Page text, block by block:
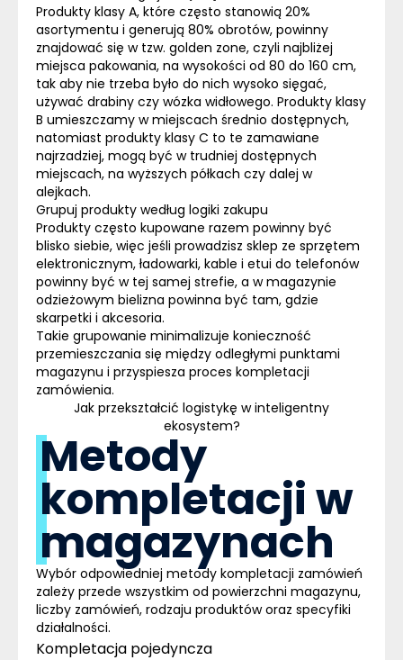
Produkty klasy A, które często stanowią 20%
asortymentu i generują 80% obrotów, powinny
znajdować się w tzw. golden zone, czyli najbliżej
miejsca pakowania, na wysokości od 80 do 160 cm,
tak aby nie trzeba było do nich wysoko sięgać,
używać drabiny czy wózka widłowego. Produkty klasy
B umieszczamy w miejscach średnio dostępnych,
natomiast produkty klasy C to te zamawiane
najrzadziej, mogą być w trudniej dostępnych
miejscach, na wyższych półkach czy dalej w
alejkach.
Grupuj produkty według logiki zakupu
Produkty często kupowane razem powinny być
blisko siebie, więc jeśli prowadzisz sklep ze sprzętem
elektronicznym, ładowarki, kable i etui do telefonów
powinny być w tej samej strefie, a w magazynie
odzieżowym bielizna powinna być tam, gdzie
skarpetki i akcesoria.
Takie grupowanie minimalizuje konieczność
przemieszczania się między odległymi punktami
magazynu i przyspiesza proces kompletacji
zamówienia.
Jak przekształcić logistykę w inteligentny
ekosystem?
Metody
kompletacji w
magazynach
Wybór odpowiedniej metody kompletacji zamówień
zależy przede wszystkim od powierzchni magazynu,
liczby zamówień, rodzaju produktów oraz specyfiki
działalności.
Kompletacja pojedyncza